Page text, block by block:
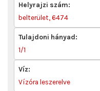
Helyrajzi szám:
belterület, 6474
Tulajdoni hányad:
1/1
Víz:
Vízóra leszerelve